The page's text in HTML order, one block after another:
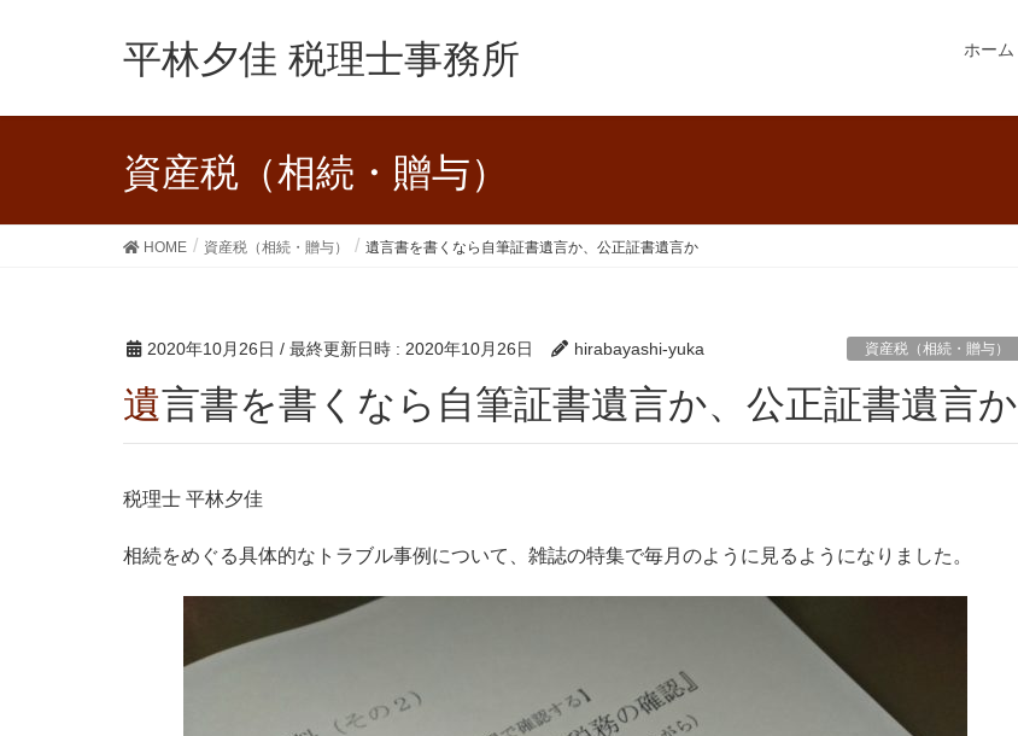
平林夕佳 税理士事務所 ホーム
資産税（相続・贈与）
HOME 資産税（相続・贈与） 遺言書を書くなら自筆証書遺言か、公正証書遺言か
2020年10月26日 / 最終更新日時 : 2020年10月26日 hirabayashi-yuka 資産税（相続・贈与）
遺言書を書くなら自筆証書遺言か、公正証書遺言か
税理士 平林夕佳
相続をめぐる具体的なトラブル事例について、雑誌の特集で毎月のように見るようになりました。